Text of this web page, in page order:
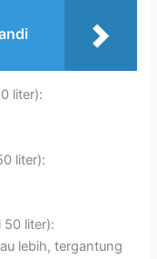
liter):
liter):
50 liter):
lebih, tergantung